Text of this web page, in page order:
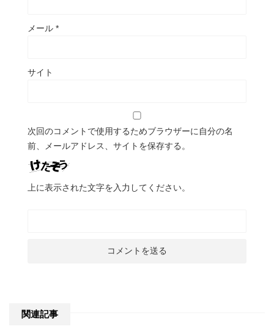
メール *
サイト
次回のコメントで使用するためブラウザーに自分の名
前、メールアドレス、サイトを保存する。
上に表示された文字を入力してください。
関連記事